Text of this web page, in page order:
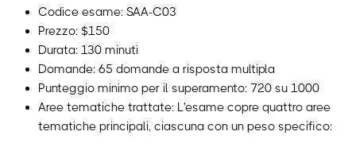
Codice esame: SAA-C03
Prezzo: $150
Durata: 130 minuti
Domande: 65 domande a risposta multipla
Punteggio minimo per il superamento: 720 su 1000
Aree tematiche trattate: L'esame copre quattro aree
tematiche principali, ciascuna con un peso specifico: